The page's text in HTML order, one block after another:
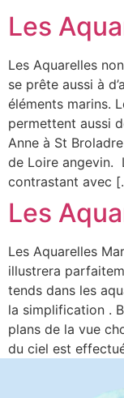
Les
Les Aquarelles
se prête aussi à
éléments marins.
permettent aussi
Anne à St
de Loire angevin.
contrastant avec
Les
Les Aquarelles
illustrera
tends dans les
la simplification .
plans de la vue
du ciel est